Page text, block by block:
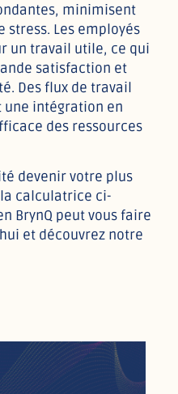
minimisent
Les employés
un travail utile, ce qui
satisfaction et
Des flux de travail
une intégration en
des ressources
devenir votre plus
calculatrice ci-
BrynQ peut vous faire
et découvrez notre